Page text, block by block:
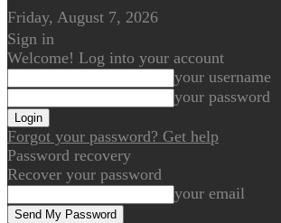
Friday, August 7, 2026
Sign in
Welcome! Log into your account
your username
your password
Forgot your password? Get help
Password recovery
Recover your password
your email